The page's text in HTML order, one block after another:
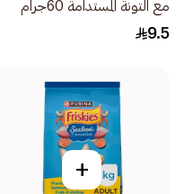
مع التونة المستدامة 60جرام
9.5
+